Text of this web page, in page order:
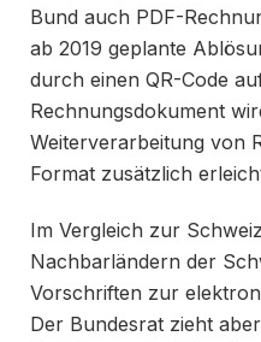
Bund auch PDF-
ab 2019 geplante
durch einen QR-Code
Rechnungsdokument
Weiterverarbeitung von
Format zusätzlich
Im Vergleich zur
Nachbarländern der
Vorschriften zur
Der Bundesrat zieht